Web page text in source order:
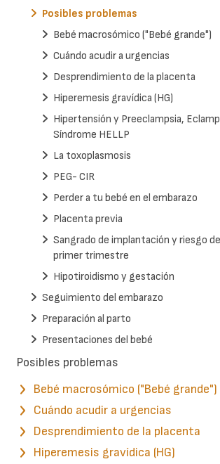
Posibles problemas
Bebé macrosómico ("Bebé grande")
Cuándo acudir a urgencias
Desprendimiento de la placenta
Hiperemesis gravídica (HG)
Posibles problemas
Bebé macrosómico ("Bebé grande")
Cuándo acudir a urgencias
Desprendimiento de la placenta
Hiperemesis gravídica (HG)
Hipertensión y Preeclampsia,
Síndrome HELLP
La toxoplasmosis
PEG- CIR
Perder a tu bebé en el embarazo
Placenta previa
Sangrado de implantación y riesgo
primer trimestre
Hipotiroidismo y gestación
Seguimiento del embarazo
Preparación al parto
Presentaciones del bebé